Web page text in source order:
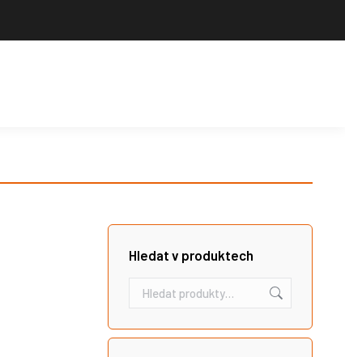
Hledat v produktech